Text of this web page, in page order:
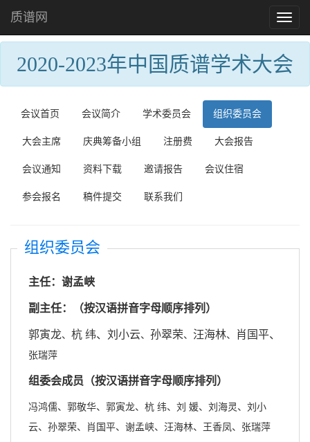
2020-2023年中国质谱学术大会
Toggle
质谱网
会议首页 会议简介 学术委员会 组织委员会
大会主席 庆典筹备小组 注册费 大会报告
会议通知 资料下载 邀请报告 会议住宿
参会报名 稿件提交 联系我们
组织委员会
主任：谢孟峡
副主任：（按汉语拼音字母顺序排列）
郭寅龙、 杭 纬、 刘小云、 孙翠荣、 汪海林、 肖国平、
张瑞萍
组委会成员（按汉语拼音字母顺序排列）
冯鸿儒、 郭敬华、 郭寅龙、 杭 纬、 刘 媛、 刘海灵 、 刘小
云、 孙翠荣、 肖国平、 谢孟峡、 汪海林、 王香凤、 张瑞萍